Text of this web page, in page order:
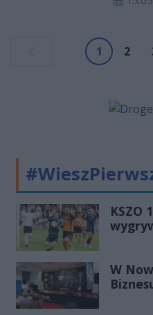
1 2
KSZO
W